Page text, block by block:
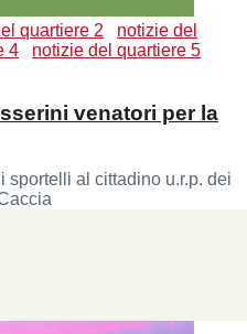
quartiere 2
notizie del
4
notizie del quartiere 5
venatori per la
sportelli al cittadino u.r.p. dei